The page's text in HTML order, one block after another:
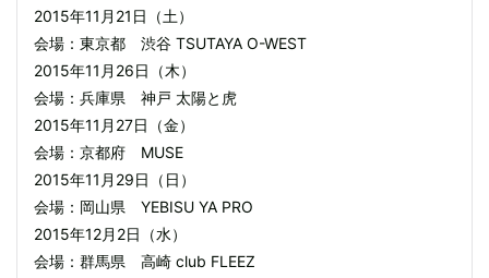
2015年11月21日（土）
会場：東京都 渋谷 TSUTAYA O-WEST
2015年11月26日（木）
会場：兵庫県 神戸 太陽と虎
2015年11月27日（金）
会場：京都府 MUSE
2015年11月29日（日）
会場：岡山県 YEBISU YA PRO
2015年12月2日（水）
会場：群馬県 高崎 club FLEEZ